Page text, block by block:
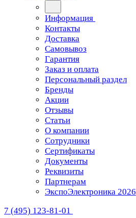
Информация
Контакты
Доставка
Самовывоз
Гарантия
Заказ и оплата
Персональный раздел
Бренды
Акции
Отзывы
Статьи
О компании
Сотрудники
Сертификаты
Документы
Реквизиты
Партнерам
ЭкспоЭлектроника 2026
7 (495) 123-81-01